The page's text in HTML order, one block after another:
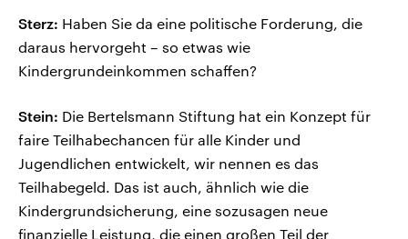
Sterz: Haben Sie da eine politische Forderung, die
daraus hervorgeht – so etwas wie
Kindergrundeinkommen schaffen?
Stein: Die Bertelsmann Stiftung hat ein Konzept für
faire Teilhabechancen für alle Kinder und
Jugendlichen entwickelt, wir nennen es das
Teilhabegeld. Das ist auch, ähnlich wie die
Kindergrundsicherung, eine sozusagen neue
finanzielle Leistung, die einen großen Teil der